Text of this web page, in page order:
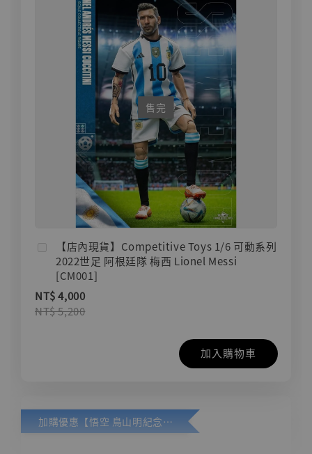
售完
【店內現貨】Competitive Toys 1/6 可動系列
2022世足 阿根廷隊 梅西 Lionel Messi
[CM001]
NT$ 4,000
NT$ 5,200
加入購物車
加購優惠【悟空 鳥山明紀念款 [奇蹟工作室]】